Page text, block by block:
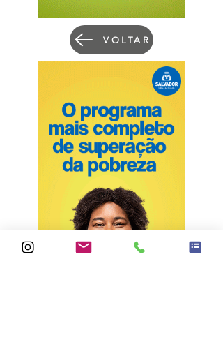
VOLTAR